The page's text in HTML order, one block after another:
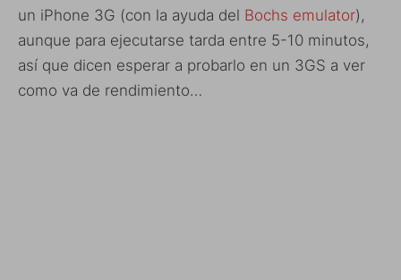
un iPhone 3G (con la ayuda del Bochs emulator),
aunque para ejecutarse tarda entre 5-10 minutos,
así que dicen esperar a probarlo en un 3GS a ver
como va de rendimiento…